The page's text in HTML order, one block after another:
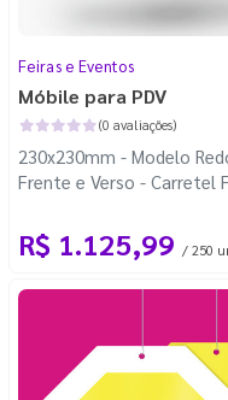
Feiras e Eventos
Móbile para PDV
(0 avaliações)
230x230mm - Modelo
Frente e Verso - Carretel
R$ 1.125,99 / 250